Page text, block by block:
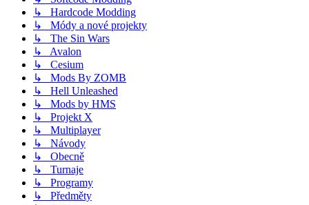
↳ Hardcode Modding
↳ Módy a nové projekty
↳ The Sin Wars
↳ Avalon
↳ Cesium
↳ Mods By ZOMB
↳ Hell Unleashed
↳ Mods by HMS
↳ Projekt X
↳ Multiplayer
↳ Návody
↳ Obecně
↳ Turnaje
↳ Programy
↳ Předměty